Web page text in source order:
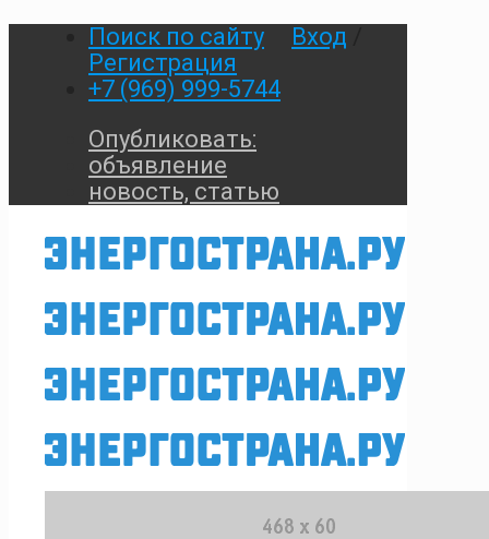
Поиск по сайту Вход
Регистрация
+7 (969) 999-5744
Опубликовать:
объявление
новость, статью